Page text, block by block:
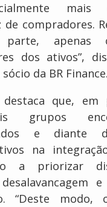
de compradores.
parte, apenas
dos ativos”,
da BR Finance.
destaca que, em
grupos
e diante
na
a priorizar
“Deste modo,